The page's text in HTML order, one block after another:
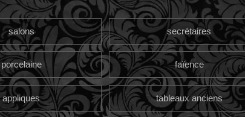
salons secrétaires
porcelaine faïence
appliques tableaux anciens